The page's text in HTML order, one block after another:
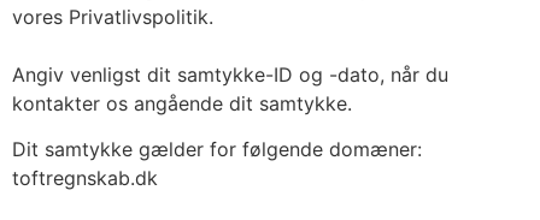
vores Privatlivspolitik.
Angiv venligst dit samtykke-ID og -dato, når du
kontakter os angående dit samtykke.
Dit samtykke gælder for følgende domæner:
toftregnskab.dk